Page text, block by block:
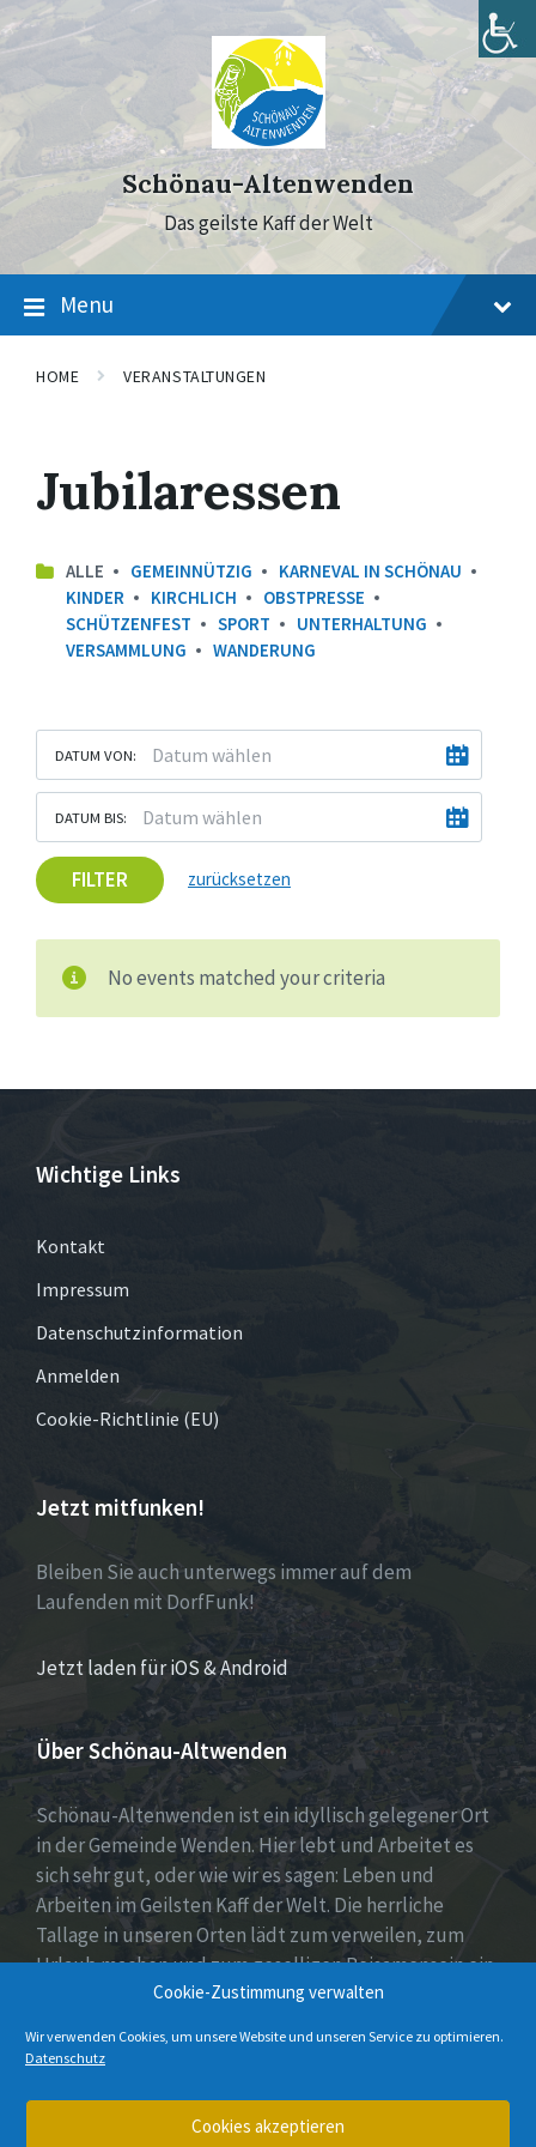
Cookie-Zustimmung verwalten
Wir verwenden Cookies, um unsere Website und unseren Service zu optimieren.
Datenschutz
Cookies akzeptieren
to
content
to
main
navigation
to
footer
Schönau-Altenwenden
Das geilste Kaff der Welt
Menu
HOME VERANSTALTUNGEN
Jubilaressen
ALLE GEMEINNÜTZIG
KARNEVAL IN SCHÖNAU
KINDER
KIRCHLICH
OBSTPRESSE
SCHÜTZENFEST
SPORT
UNTERHALTUNG
VERSAMMLUNG
WANDERUNG
DATUM VON:
DATUM BIS:
FILTER zurücksetzen
No events matched your criteria
Wichtige Links
Kontakt
Impressum
Datenschutzinformation
Anmelden
Cookie-Richtlinie (EU)
Jetzt mitfunken!
Bleiben Sie auch unterwegs immer auf dem
Laufenden mit DorfFunk!
Jetzt laden für iOS & Android
Über Schönau-Altwenden
Schönau-Altenwenden ist ein idyllisch gelegener Ort
in der Gemeinde Wenden. Hier lebt und Arbeitet es
sich sehr gut, oder wie wir es sagen: Leben und
Arbeiten im Geilsten Kaff der Welt. Die herrliche
Tallage in unseren Orten lädt zum verweilen, zum
Urlaub machen und zum geselligen Beisamensein ein.
Dies wird auch durch unser aktives Vereinsleben
unter Beweis gestellt.
Instagram